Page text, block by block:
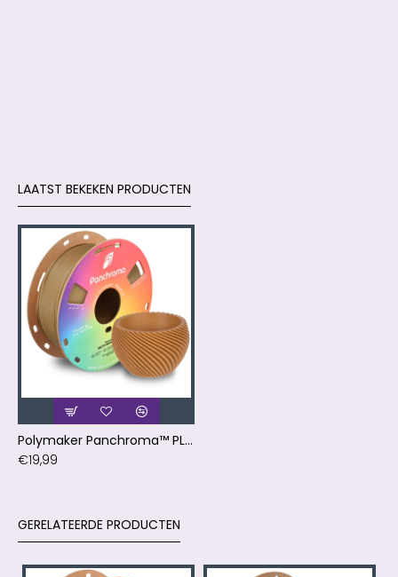
LAATST BEKEKEN PRODUCTEN
Polymaker Panchroma™ PLA Matte Wood Brown
€19,99
GERELATEERDE PRODUCTEN